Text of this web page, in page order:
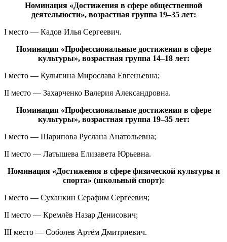
Номинация «Достижения в сфере общественной
деятельности», возрастная группа 19–35 лет:
I место — Кадов Илья Сергеевич.
Номинация «Профессиональные достижения в сфере
культуры», возрастная группа 14–18 лет:
I место — Кулыгина Мирослава Евгеньевна;
II место — Захарченко Валерия Александровна.
Номинация «Профессиональные достижения в сфере
культуры», возрастная группа 19–35 лет:
I место — Шарипова Руслана Анатольевна;
II место — Латышева Елизавета Юрьевна.
Номинация «Достижения в сфере физической культуры и
спорта» (школьный спорт):
I место — Суханкин Серафим Сергеевич;
II место — Кремлёв Назар Денисович;
III место — Соболев Артём Дмитриевич.